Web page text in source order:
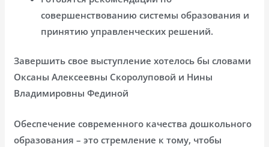
совершенствованию системы образования и
принятию управленческих решений.
Завершить свое выступление хотелось бы словами
Оксаны Алексеевны Скоролуповой и Нины
Владимировны Фединой
Обеспечение современного качества дошкольного
образования – это стремление к тому, чтобы